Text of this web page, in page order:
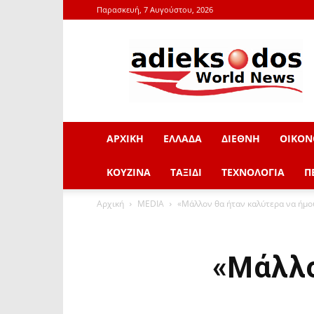
Παρασκευή, 7 Αυγούστου, 2026
adieksodos.gr
ΑΡΧΙΚΗ ΕΛΛΑΔΑ ΔΙΕΘΝΗ
ΚΟΥΖΙΝΑ ΤΑΞΙΔΙ ΤΕΧΝΟΛΟΓΙΑ
Αρχική MEDIA «Μάλλον θα ήταν καλύτερα να